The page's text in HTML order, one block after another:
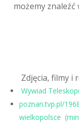
możemy
Zdjęcia, filmy i
Wywiad
poznan.tvp.pl/
wielkopolsce